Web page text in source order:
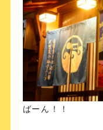
ばーん！！